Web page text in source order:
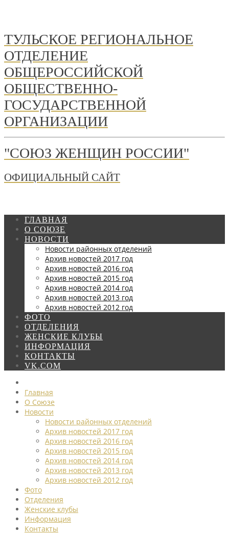
ТУЛЬСКОЕ РЕГИОНАЛЬНОЕ
ОТДЕЛЕНИЕ
ОБЩЕРОССИЙСКОЙ
ОБЩЕСТВЕННО-
ГОСУДАРСТВЕННОЙ
ОРГАНИЗАЦИИ
"СОЮЗ ЖЕНЩИН РОССИИ"
ОФИЦИАЛЬНЫЙ САЙТ
ГЛАВНАЯ
О СОЮЗЕ
НОВОСТИ
Новости районных отделений
Архив новостей 2017 год
Архив новостей 2016 год
Архив новостей 2015 год
Архив новостей 2014 год
Архив новостей 2013 год
Архив новостей 2012 год
ФОТО
ОТДЕЛЕНИЯ
ЖЕНСКИЕ КЛУБЫ
ИНФОРМАЦИЯ
КОНТАКТЫ
VK.COM
Главная
О Союзе
Новости
Новости районных отделений
Архив новостей 2017 год
Архив новостей 2016 год
Архив новостей 2015 год
Архив новостей 2014 год
Архив новостей 2013 год
Архив новостей 2012 год
Фото
Отделения
Женские клубы
Информация
Контакты